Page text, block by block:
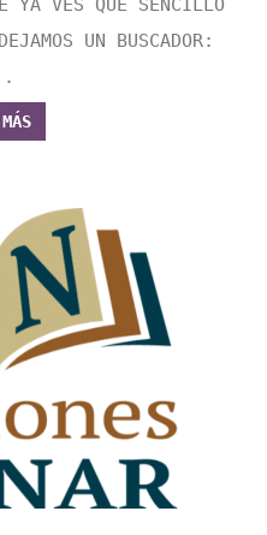
YA VES QUE SENCILLO
UN BUSCADOR: